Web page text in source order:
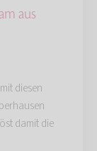
aus
diesen
damit die